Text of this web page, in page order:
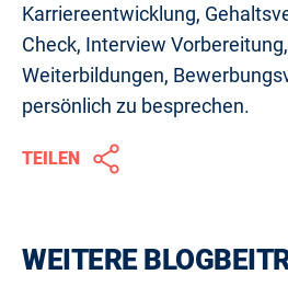
Karriereentwicklung,
Check, Interview
Weiterbildungen,
persönlich zu besprechen.
TEILEN
WEITERE